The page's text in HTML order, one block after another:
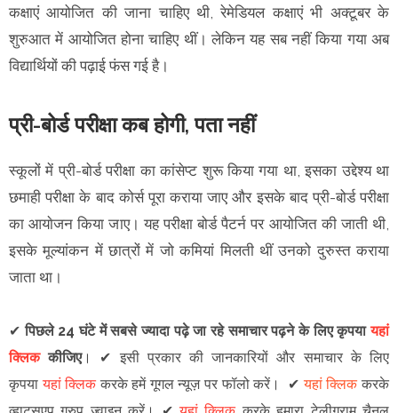
कक्षाएं आयोजित की जाना चाहिए थी, रेमेडियल कक्षाएं भी अक्टूबर के
शुरुआत में आयोजित होना चाहिए थीं। लेकिन यह सब नहीं किया गया अब
विद्यार्थियों की पढ़ाई फंस गई है।
प्री-बोर्ड परीक्षा कब होगी, पता नहीं
स्कूलों में प्री-बोर्ड परीक्षा का कांसेप्ट शुरू किया गया था, इसका उद्देश्य था
छमाही परीक्षा के बाद कोर्स पूरा कराया जाए और इसके बाद प्री-बोर्ड परीक्षा
का आयाेजन किया जाए। यह परीक्षा बोर्ड पैटर्न पर आयोजि​त की जाती थी,
इसके मूल्यांकन में छात्रों में जो कमियां मिलती थीं उनको दुरुस्त कराया
जाता था।
✔ पिछले 24 घंटे में सबसे ज्यादा पढ़े जा रहे समाचार पढ़ने के लिए कृपयायहां
क्लिककीजिए। ✔ इसी प्रकार की जानकारियों और समाचार के लिए
कृपयायहां क्लिककरके हमें गूगल न्यूज़ पर फॉलो करें । ✔यहां क्लिककरके